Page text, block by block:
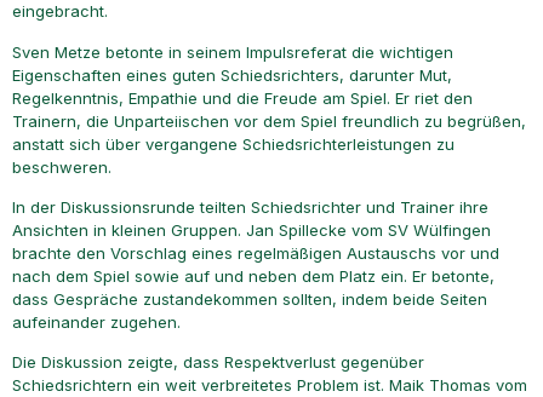
eingebracht.
Sven Metze betonte in seinem Impulsreferat die wichtigen
Eigenschaften eines guten Schiedsrichters, darunter Mut,
Regelkenntnis, Empathie und die Freude am Spiel. Er riet den
Trainern, die Unparteiischen vor dem Spiel freundlich zu begrüßen,
anstatt sich über vergangene Schiedsrichterleistungen zu
beschweren.
In der Diskussionsrunde teilten Schiedsrichter und Trainer ihre
Ansichten in kleinen Gruppen. Jan Spillecke vom SV Wülfingen
brachte den Vorschlag eines regelmäßigen Austauschs vor und
nach dem Spiel sowie auf und neben dem Platz ein. Er betonte,
dass Gespräche zustandekommen sollten, indem beide Seiten
aufeinander zugehen.
Die Diskussion zeigte, dass Respektverlust gegenüber
Schiedsrichtern ein weit verbreitetes Problem ist. Maik Thomas vom